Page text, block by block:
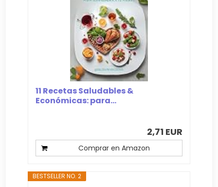
11 Recetas Saludables &
Económicas: para...
2,71 EUR
Comprar en Amazon
BESTSELLER NO. 2